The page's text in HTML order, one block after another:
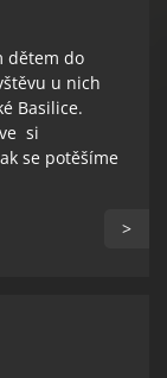
dětem do
u nich
Basilice.
si
se potěšíme
>